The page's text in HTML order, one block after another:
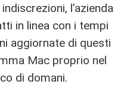
l’azienda
in linea con i tempi
aggiornate di questi
Mac proprio nel
di domani.